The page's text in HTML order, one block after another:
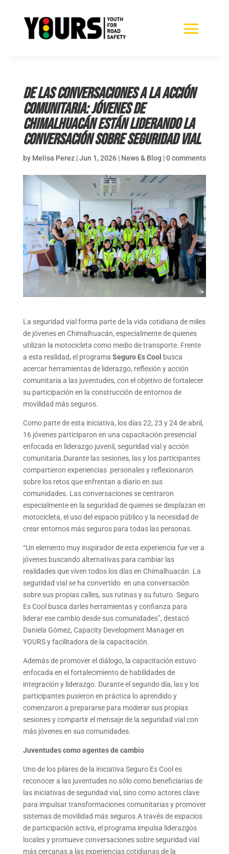
De las conversaciones a la acción
comunitaria: jóvenes de
Chimalhuacán están liderando la
conversación sobre seguridad vial
by Melisa Perez|Jun 1, 2026| News & Blog |0 comments
La seguridad vial forma parte de la vida cotidiana de miles
de jóvenes en Chimalhuacán, especialmente de quienes
utilizan la motocicleta como medio de transporte. Frente
a esta realidad, el programa Seguro Es Cool busca
acercar herramientas de liderazgo, reflexión y acción
comunitaria a las juventudes, con el objetivo de fortalecer
su participación en la construcción de entornos de
movilidad más seguros.
Como parte de esta iniciativa, los días 22, 23 y 24 de abril,
16 jóvenes participaron en una capacitación presencial
enfocada en liderazgo juvenil, seguridad vial y acción
comunitaria.Durante las sesiones, las y los participantes
compartieron experiencias personales y reflexionaron
sobre los retos que enfrentan a diario en sus
comunidades. Las conversaciones se centraron
especialmente en la seguridad de quienes se desplazan en
motocicleta, el uso del espacio público y la necesidad de
crear entornos más seguros para todas las personas.
“Un elemento muy inspirador de esta experiencia fue ver a
jóvenes buscando alternativas para cambiar las
realidades que viven todos los días en Chimalhuacán. La
seguridad vial se ha convertido en una conversación
sobre sus propias calles, sus rutinas y su futuro. Seguro
Es Cool busca darles herramientas y confianza para
liderar ese cambio desde sus comunidades”, destacó
Daniela Gómez, Capacity Development Manager en
YOURS y facilitadora de la capacitación.
Además de promover el diálogo, la capacitación estuvo
enfocada en el fortalecimiento de habilidades de
integración y liderazgo. Durante el segundo día, las y los
participantes pusieron en práctica lo aprendido y
comenzaron a prepararse para moderar sus propias
sesiones y compartir el mensaje de la seguridad vial con
más jóvenes en sus comunidades.
Juventudes como agentes de cambio
Uno de los pilares de la iniciativa Seguro Es Cool es
reconocer a las juventudes no sólo como beneficiarias de
las iniciativas de seguridad vial, sino como actores clave
para impulsar transformaciones comunitarias y promover
sistemas de movilidad más seguros.A través de espacios
de participación activa, el programa impulsa liderazgos
locales y promueve conversaciones sobre seguridad vial
más cercanas a las experiencias cotidianas de la